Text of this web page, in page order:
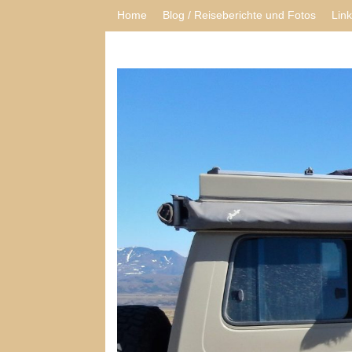
Home Blog / Reiseberichte und Fotos